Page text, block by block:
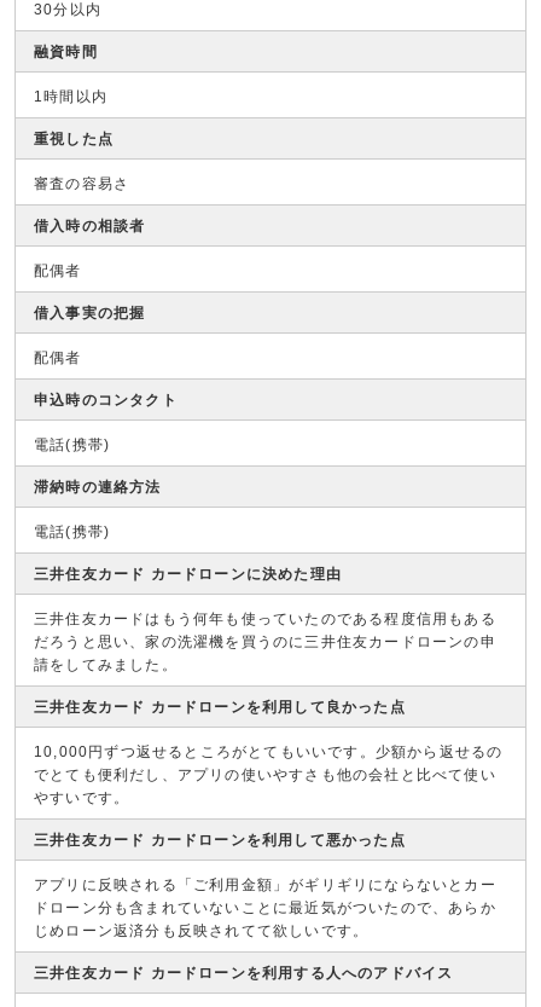
30分以内
融資時間
1時間以内
重視した点
審査の容易さ
借入時の相談者
配偶者
借入事実の把握
配偶者
申込時のコンタクト
電話(携帯)
滞納時の連絡方法
電話(携帯)
三井住友カード カードローンに決めた理由
三井住友カードはもう何年も使っていたのである程度信用もある
だろうと思い、家の洗濯機を買うのに三井住友カードローンの申
請をしてみました。
三井住友カード カードローンを利用して良かった点
10,000円ずつ返せるところがとてもいいです。少額から返せるの
でとても便利だし、アプリの使いやすさも他の会社と比べて使い
やすいです。
三井住友カード カードローンを利用して悪かった点
アプリに反映される「ご利用金額」がギリギリにならないとカー
ドローン分も含まれていないことに最近気がついたので、あらか
じめローン返済分も反映されてて欲しいです。
三井住友カード カードローンを利用する人へのアドバイス